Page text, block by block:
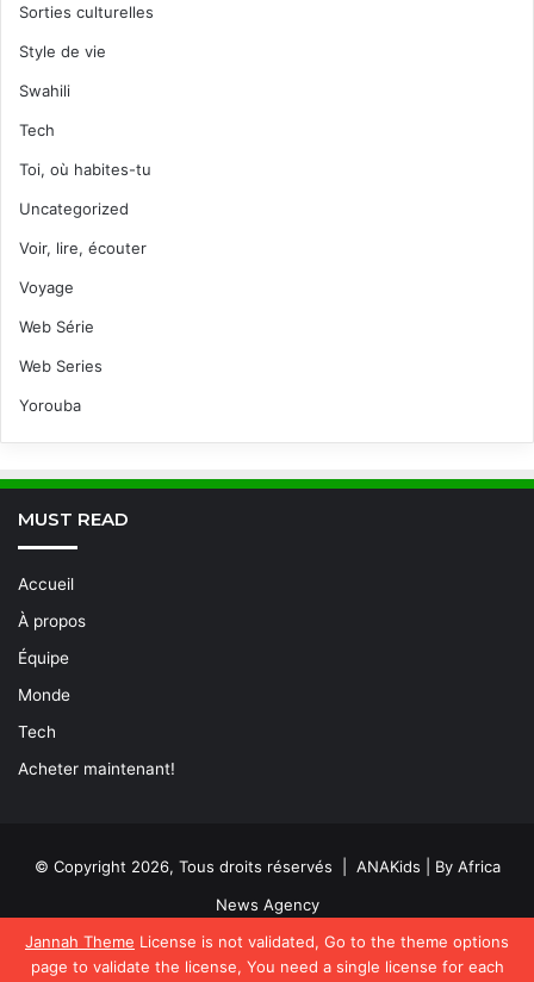
Jannah Theme License is not validated, Go to the theme options
page to validate the license, You need a single license for each
Sorties culturelles
Style de vie
Swahili
Tech
Toi, où habites-tu
Uncategorized
Voir, lire, écouter
Voyage
Web Série
Web Series
Yorouba
MUST READ
Accueil
À propos
Équipe
Monde
Tech
Acheter maintenant!
© Copyright 2026, Tous droits réservés | ANAKids | By Africa
News Agency
Facebook
X LinkedinYouTube